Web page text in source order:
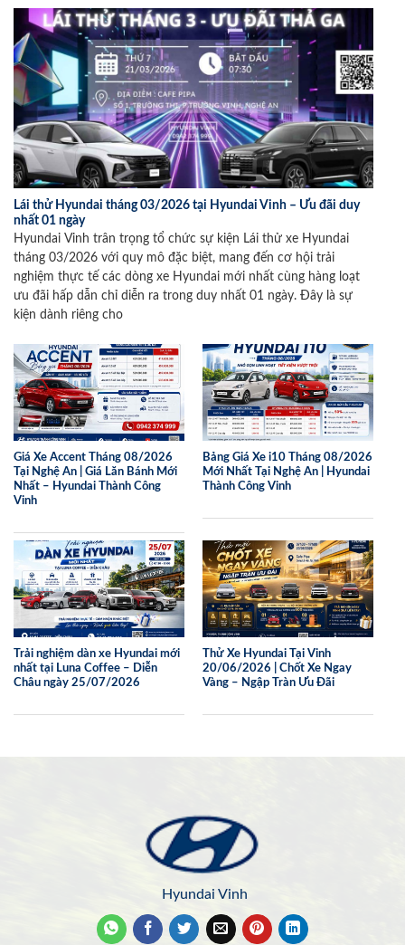
Lái thử Hyundai tháng 03/2026 tại Hyundai Vinh – Ưu đãi duy
nhất 01 ngày
Hyundai Vinh trân trọng tổ chức sự kiện Lái thử xe Hyundai
tháng 03/2026 với quy mô đặc biệt, mang đến cơ hội trải
nghiệm thực tế các dòng xe Hyundai mới nhất cùng hàng loạt
ưu đãi hấp dẫn chỉ diễn ra trong duy nhất 01 ngày. Đây là sự
kiện dành riêng cho
Giá Xe Accent Tháng 08/2026
Tại Nghệ An | Giá Lăn Bánh Mới
Nhất – Hyundai Thành Công
Vinh
Bảng Giá Xe i10 Tháng 08/2026
Mới Nhất Tại Nghệ An | Hyundai
Thành Công Vinh
Trải nghiệm dàn xe Hyundai mới
nhất tại Luna Coffee – Diễn
Châu ngày 25/07/2026
Thử Xe Hyundai Tại Vinh
20/06/2026 | Chốt Xe Ngay
Vàng – Ngập Tràn Ưu Đãi
Hyundai Vinh